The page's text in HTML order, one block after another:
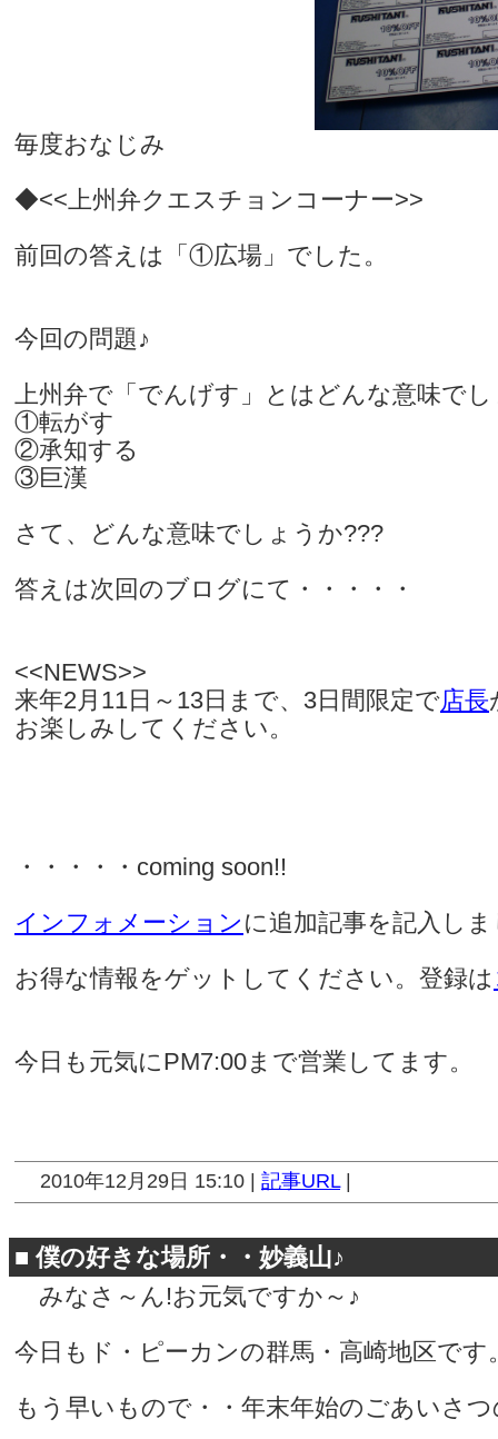
毎度おなじみ
◆<<上州弁クエスチョンコーナー>>
前回の答えは「①広場」でした。
今回の問題♪
上州弁で「でんげす」とはどんな意味で
①転がす
②承知する
③巨漢
さて、どんな意味でしょうか???
答えは次回のブログにて・・・・・
<<NEWS>>
来年2月11日～13日まで、3日間限定で店長
お楽しみしてください。
・・・・・coming soon!!
インフォメーション に追加記事を記入し
お得な情報をゲットしてください。登録は
今日も元気にPM7:00まで営業してます。
2010年12月29日 15:10 | 記事URL|
■ 僕の好きな場所・・妙義山♪
みなさ～ん!お元気ですか～♪
今日もド・ピーカンの群馬・高崎地区です
もう早いもので・・年末年始のごあいさ